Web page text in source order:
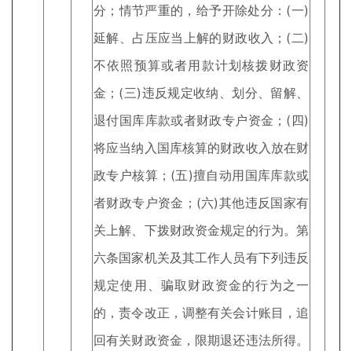
分；情节严重的，给予开除处分：(一)
延解、占压应当上解的财政收入；(二)
不依照预算或者用款计划核拨财政资
金；(三)违反规定收纳、划分、留解、
退付国库库款或者财政专户资金；(四)
将应当纳入国库核算的财政收入放在财
政专户核算；(五)擅自动用国库库款或
者财政专户资金；(六)其他违反国家有
关上解、下拨财政资金规定的行为。第
六条国家机关及其工作人员有下列违反
规定使用、骗取财政资金的行为之一
的，责令改正，调整有关会计账目，追
回有关财政资金，限期退还违法所得。